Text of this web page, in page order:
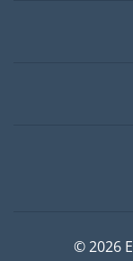
© 2026